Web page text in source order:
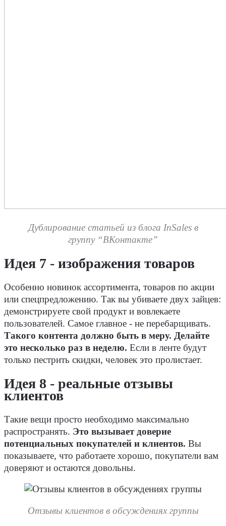
Дублирование статьей из блога InSales в
группу “ВКонтакте”
Идея 7 - изображения товаров
Особенно новинок ассортимента, товаров по акции
или спецпредложению. Так вы убиваете двух зайцев:
демонстрируете свой продукт и вовлекаете
пользователей. Самое главное - не перебарщивать.
Такого контента должно быть в меру. Делайте
это несколько раз в неделю. Если в ленте будут
только пестрить скидки, человек это пролистает.
Идея 8 - реальные отзывы
клиентов
Такие вещи просто необходимо максимально
распространять. Это вызывает доверие
потенциальных покупателей и клиентов. Вы
показываете, что работаете хорошо, покупатели вам
доверяют и остаются довольны.
Отзывы клиентов в обсуждениях группы